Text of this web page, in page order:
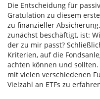
Die Entscheidung für
Gratulation zu diesem
zu finanzieller
zunächst beschäftigt, ist:
der zu mir passt?
Kriterien, auf die
achten können und
mit vielen verschiedenen
Vielzahl an ETFs zu